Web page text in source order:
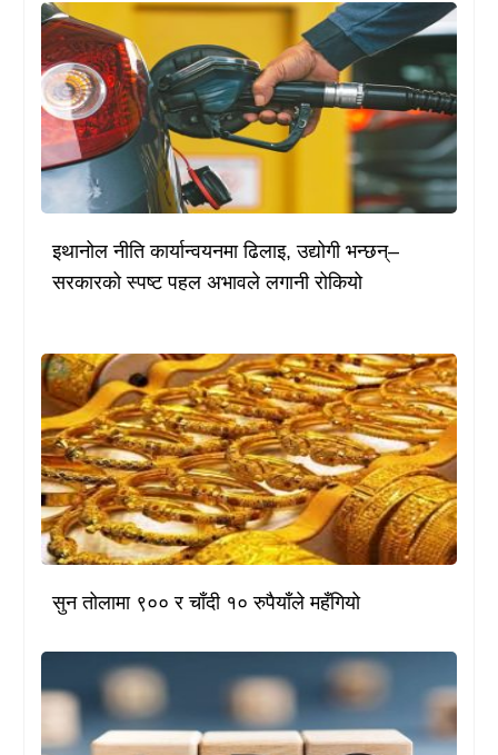
इथानोल नीति कार्यान्वयनमा ढिलाइ, उद्योगी भन्छन्–
सरकारको स्पष्ट पहल अभावले लगानी रोकियो
सुन तोलामा ९०० र चाँदी १० रुपैयाँले महँगियो